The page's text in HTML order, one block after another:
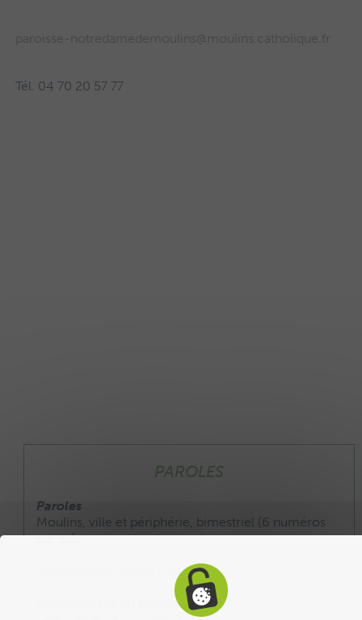
paroisse-notredamedemoulins@moulins.catholique.fr
Tél. 04 70 20 57 77
PAROLES
Paroles
Moulins, ville et périphérie, bimestriel (6 numéros
par an).
Abonnement annuel : 20 €
Abonnement au journal :